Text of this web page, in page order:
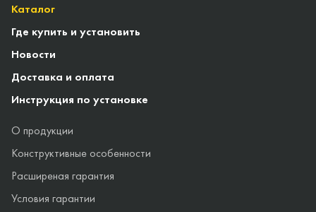
Каталог
Где купить и установить
Новости
Доставка и оплата
Инструкция по установке
О продукции
Конструктивные особенности
Расширеная гарантия
Условия гарантии